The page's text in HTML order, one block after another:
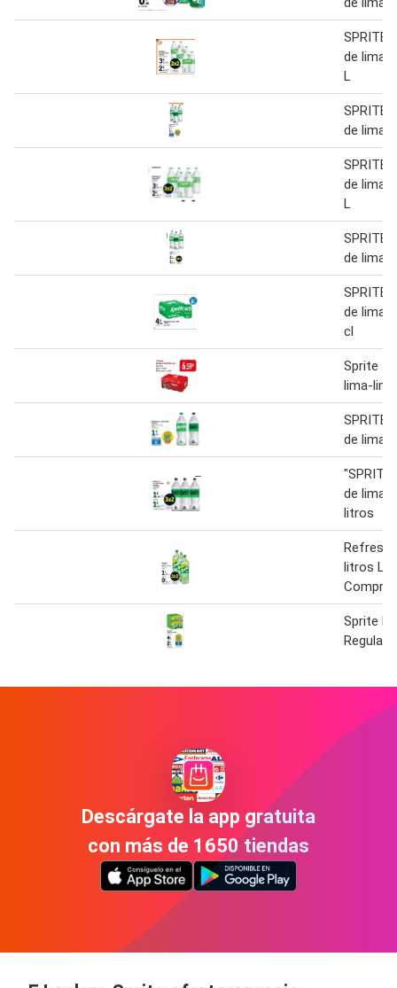
SPRITE
de lima-
L
SPRITE
de lima-
SPRITE
de lima-
L
SPRITE
de lima-
SPRITE
de lima-
cl
Sprite -
lima-
SPRITE
de lima-
de lima-
litros
litros La
Sprite
Regular
Descárgate la app gratuita
con más de 1650 tiendas